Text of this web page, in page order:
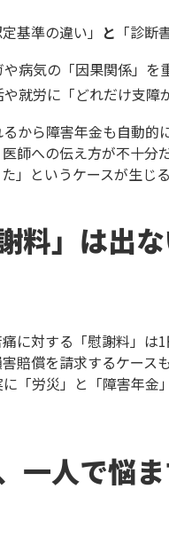
基準の違い」 と 「診断
病気の「因果関係」を
就労に「どれだけ支障
から障害年金も自動的
医師への伝え方が不十分
」というケースが生じ
料」は出
に対する「慰謝料」は
賠償を請求するケースも
「労災」と「障害年金
一人で悩